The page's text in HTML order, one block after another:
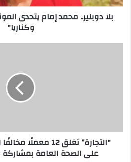
وكناريا"
بلا دوبلير.. محمد إمام يتحدى
وكناريا"
على
الصحة
"التجارة” تغلق 12
على الصحة العامة بمشاركة 8 جهات حكومية